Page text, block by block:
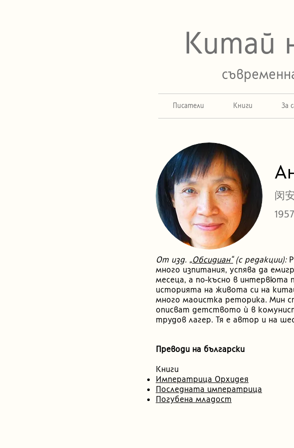
Китай
Писатели Книги За
闵
1957
От изд. „Обсидиан“(с редакции):
много изпитания, успява да
месеца, а по-късно в интервюта
историята на живота си на
много маоистка реторика. Мин
описват детството ѝ в
трудов лагер. Тя е автор и на
Преводи на български
Книги
Императрица Орхидея
Последната императрица
Погубена младост